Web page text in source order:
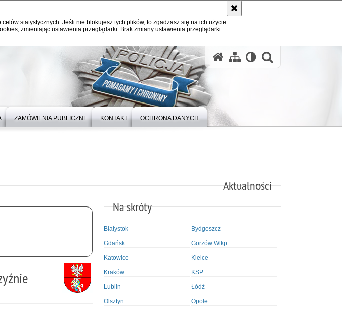
statystycznych. Jeśli nie blokujesz tych plików, to zgadzasz się na ich użycie
zmieniając ustawienia przeglądarki. Brak zmiany ustawienia przeglądarki
ZAMÓWIENIA PUBLICZNE KONTAKT OCHRONA DANYCH
Aktualności
Na skróty
Białystok Bydgoszcz
Gdańsk Gorzów Wlkp.
Katowice Kielce
Kraków KSP
Lublin Łódź
Olsztyn Opole